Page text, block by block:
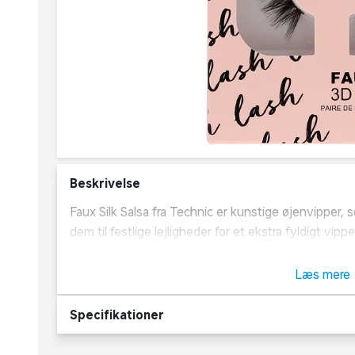
Beskrivelse
Faux Silk Salsa fra Technic er kunstige
dem til festlige lejligheder for et ekstra fyldigt
Technic er et britisk brand, der står bag et bredt
hudplejeprodukter. Deres fokus er at skabe gode
Læs mere
Specifikationer